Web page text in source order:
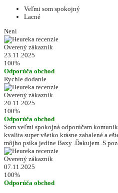
Veľmi som spokojný
Lacné
Neni
Overený zákazník
23.11.2025
100%
Odporúča obchod
Rychle dodanie
Overený zákazník
20.11.2025
100%
Odporúča obchod
Som veľmi spokojná odporúčam
kvalita super všetko krásne zabalené a
môjho psíka jedine Baxy .Ďakujem .S
Overený zákazník
07.11.2025
100%
Odporúča obchod